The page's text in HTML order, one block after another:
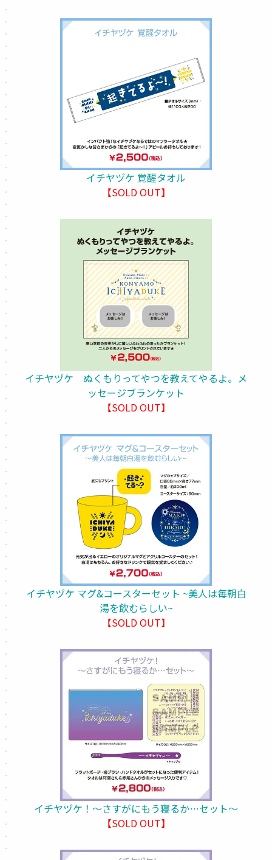
イチヤヅケ 覚醒タオル
【SOLD OUT】
イチヤヅケ ぬくもりってやつを教えてやるよ。メ
ッセージブランケット
【SOLD OUT】
イチヤヅケ マグ&コースターセット ~美人は毎朝白
湯を飲むらしい~
【SOLD OUT】
イチヤヅケ！～さすがにもう寝るか…セット～
【SOLD OUT】